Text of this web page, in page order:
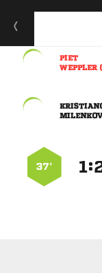


:
37’